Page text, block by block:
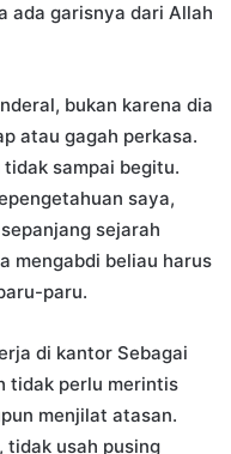
ada garisnya dari Allah
bukan karena dia
atau gagah perkasa.
sampai begitu.
saya,
sejarah
mengabdi beliau harus
paru.
di kantor Sebagai
tidak perlu merintis
menjilat atasan.
tidak usah pusing